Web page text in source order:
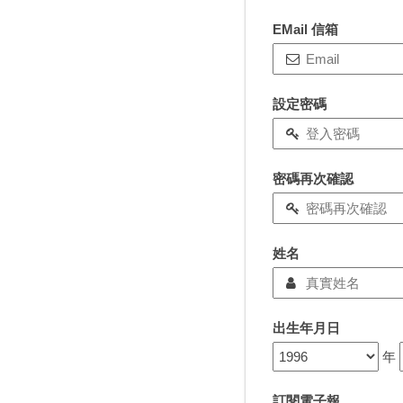
EMail 信箱
設定密碼
密碼再次確認
姓名
出生年月日
年